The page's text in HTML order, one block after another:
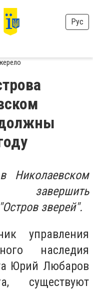
Рус
завершить
зверей".
управления
наследия
Юрий Любаров
существуют